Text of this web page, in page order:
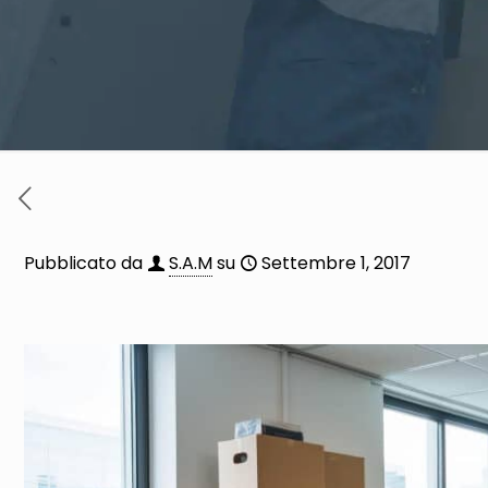
Pubblicato da S.A.Msu Settembre 1, 2017